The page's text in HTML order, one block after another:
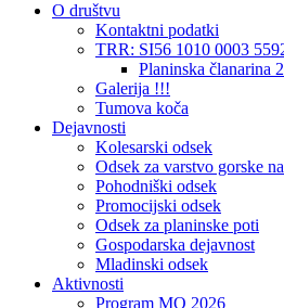
O društvu
Kontaktni podatki
TRR: SI56 1010 0003
Planinska članarina
Galerija !!!
Tumova koča
Dejavnosti
Kolesarski odsek
Odsek za varstvo gorske
Pohodniški odsek
Promocijski odsek
Odsek za planinske poti
Gospodarska dejavnost
Mladinski odsek
Aktivnosti
Program MO 2026